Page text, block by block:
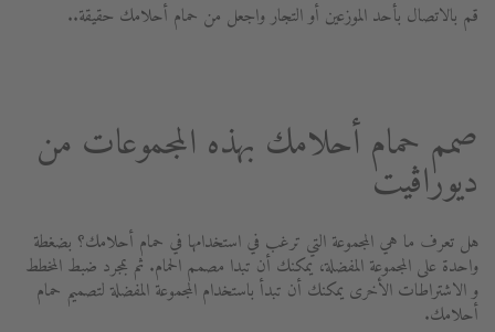
قم بالاتصال بأحد الموزعين أو التجار واجعل من حمام أحلامك حقيقة..
صمم حمام أحلامك بهذه المجموعات من
ديوراڨيت
هل تعرف ما هي المجموعة التي ترغب في استخدامها في حمام أحلامك؟ بضغطة
واحدة على المجموعة المفضلة، يمكنك أن تبدا مصمم الحمام. ثم بمجرد ضبط المخطط
و الاشتراطات الأخرى يمكنك أن تبدأ باستخدام المجموعة المفضلة لتصميم حمام
أحلامك.